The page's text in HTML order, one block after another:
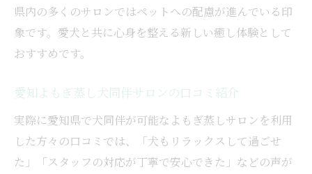
県内の多くのサロンではペットへの配慮が進んでいる印
象です。愛犬と共に心身を整える新しい癒し体験として
おすすめです。
愛知よもぎ蒸し犬同伴サロンの口コミ紹介
実際に愛知県で犬同伴が可能なよもぎ蒸しサロンを利用
した方々の口コミでは、「犬もリラックスして過ごせ
た」「スタッフの対応が丁寧で安心できた」などの声が